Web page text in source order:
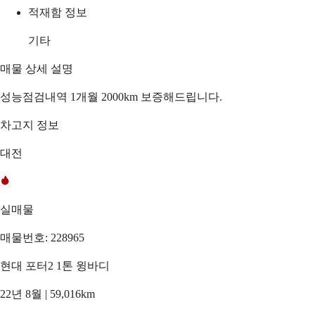
적재함 정보
기타
매물 상세 설명
성능점검내역 1개월 2000km 보증해드립니다.
차고지 정보
대전
실매물
매물번호: 228965
현대 포터2 1톤 윙바디
22년 8월 | 59,016km